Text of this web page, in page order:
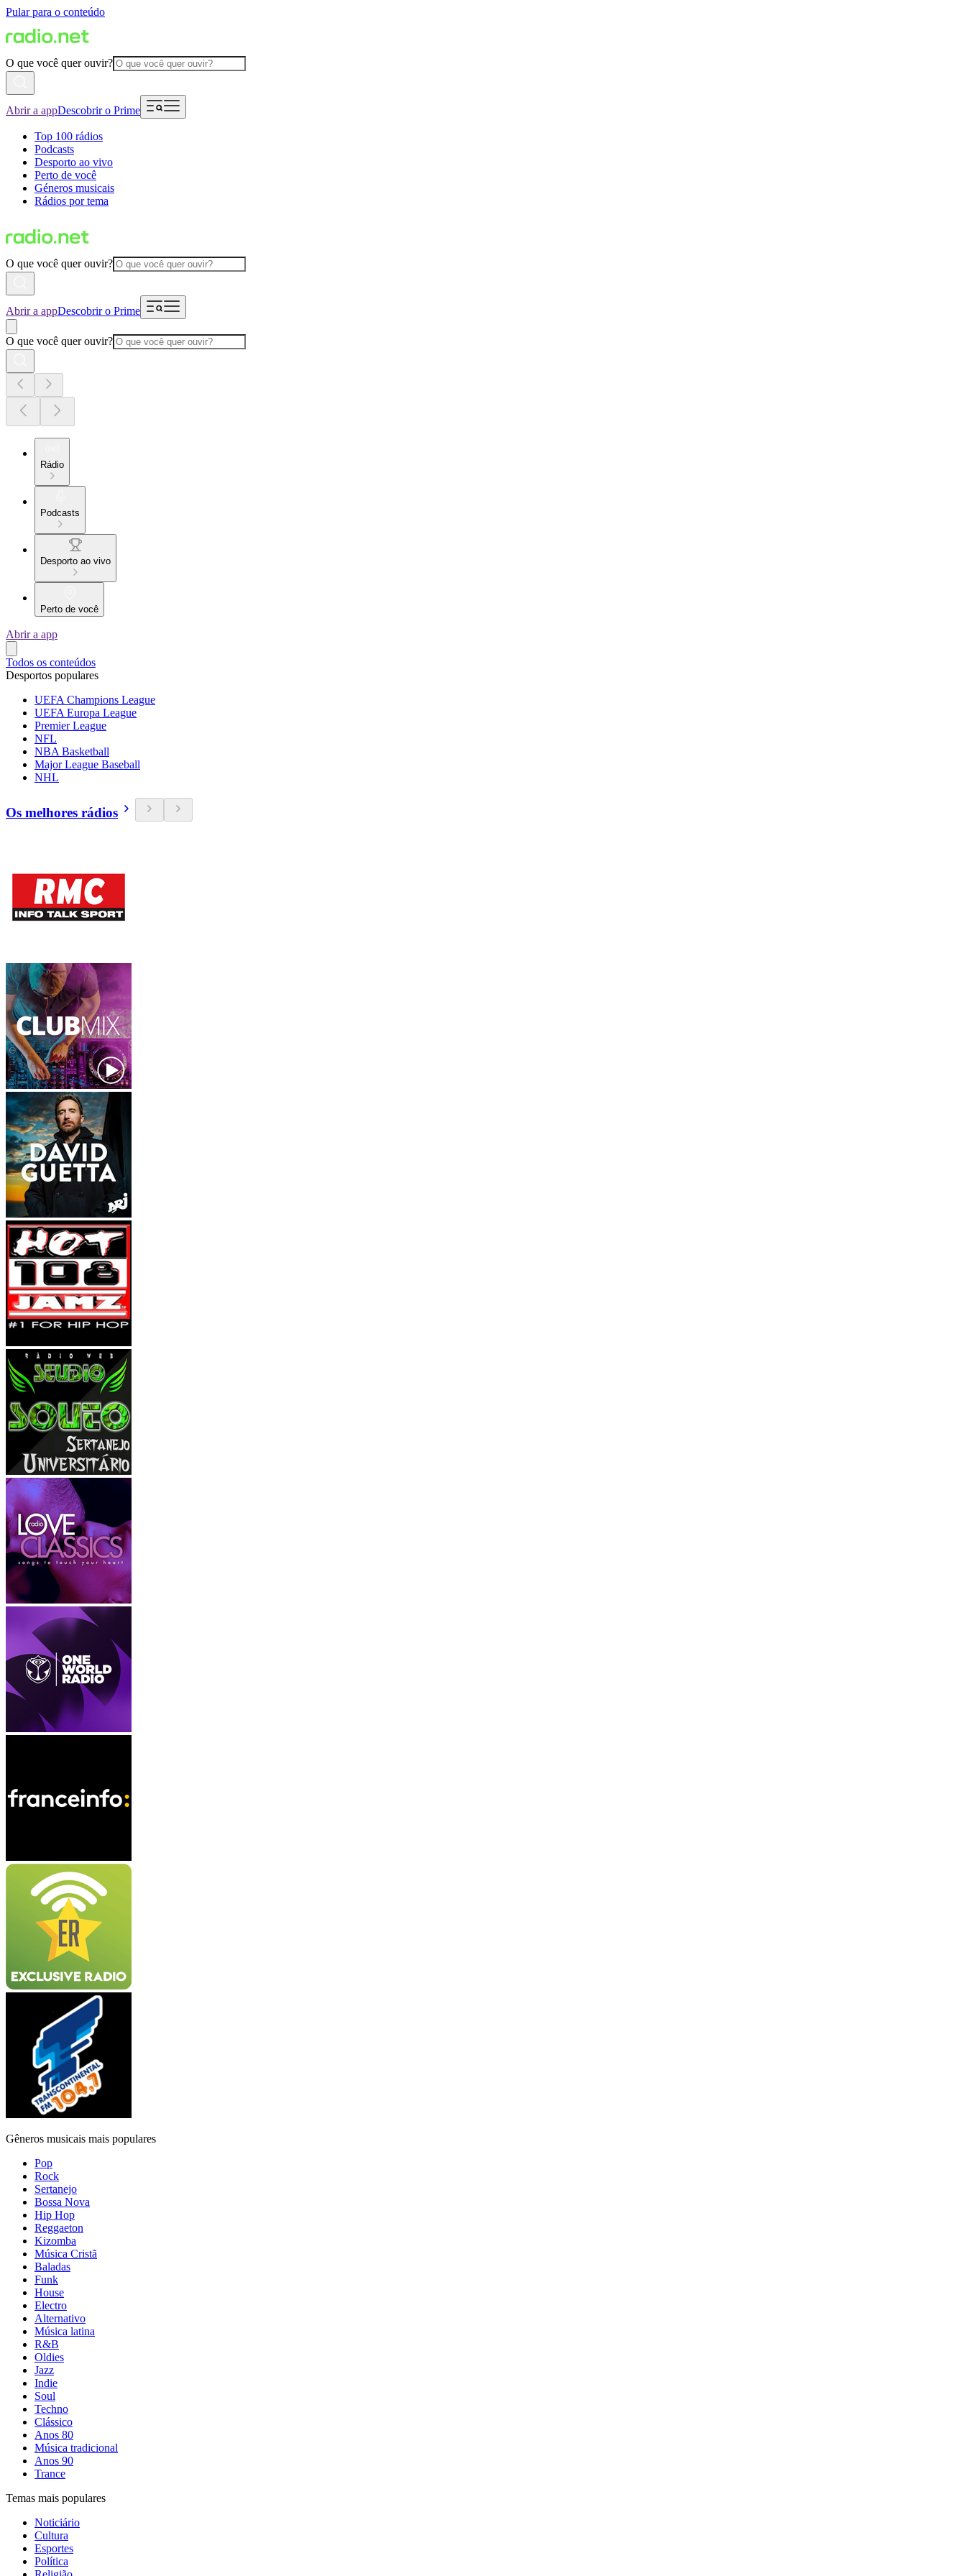
Pular para o conteúdo
O que você quer ouvir?
Abrir a appDescobrir o Prime
Top 100 rádios
Podcasts
Desporto ao vivo
Perto de você
Géneros musicais
Rádios por tema
O que você quer ouvir?
Abrir a appDescobrir o Prime
O que você quer ouvir?
Rádio
Podcasts
Desporto ao vivo
Perto de você
Abrir a app
Todos os conteúdos
Desportos populares
UEFA Champions League
UEFA Europa League
Premier League
NFL
NBA Basketball
Major League Baseball
NHL
Os melhores rádios
Gêneros musicais mais populares
Pop
Rock
Sertanejo
Bossa Nova
Hip Hop
Reggaeton
Kizomba
Música Cristã
Baladas
Funk
House
Electro
Alternativo
Música latina
R&B
Oldies
Jazz
Indie
Soul
Techno
Clássico
Anos 80
Música tradicional
Anos 90
Trance
Temas mais populares
Noticiário
Cultura
Esportes
Política